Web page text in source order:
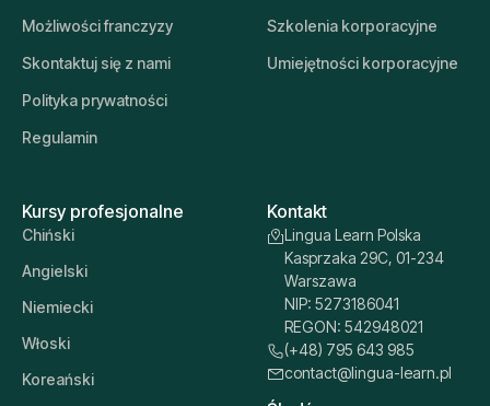
Możliwości franczyzy
Skontaktuj się z nami
Polityka prywatności
Regulamin
Szkolenia korporacyjne
Umiejętności korporacyjne
Kursy profesjonalne
Chiński
Angielski
Niemiecki
Włoski
Koreański
Kontakt
Lingua Learn Polska
Kasprzaka 29C, 01-234
Warszawa
NIP: 5273186041
REGON: 542948021
(+48) 795 643 985
contact@lingua-learn.pl